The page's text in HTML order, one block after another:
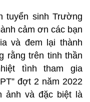
tuyển sinh Trường
cảm ơn các bạn
và đem lại thành
rằng trên tinh thần
tình tham gia
đợt 2 năm 2022
ảnh và đặc biệt là